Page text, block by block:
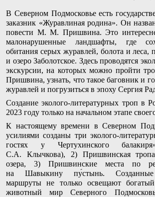
В Северном Подмосковье есть
заказник «Журавлиная родина». Он
повести М. М. Пришвина. Это
малонарушенные ландшафты, где
обитания серых журавлей, болота и
и озеро Заболотское. Здесь проводятся
экскурсии, на которых можно пройти
Пришвина, узнать, что такое баговник и
журавлей и погрузиться в эпоху Сергия
Создание эколого-литературных троп в
2023 году только на начальном этапе
К настоящему времени в Северном
усилиями созданы три эколого-
гостях у Чертухинского
С.А. Клычкова), 2) Пришвинская
озера, 3) Пришвинские места по
на Шавыкину пу́стынь. Созданные
маршруты не только освещают
животный мир Северного